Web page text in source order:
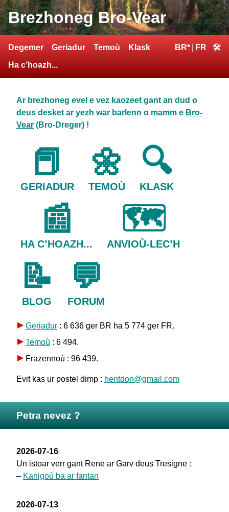
Brezhoneg Bro-Vear
Degemer Geriadur Temoù
Klask
Ha c’hoazh...
BR* FR 🛠
Ar brezhoneg evel e vez kaozeet gant an dud o
deus desket ar yezh war barlenn o mamm e Bro-
Vear (Bro-Dreger) !
📕
GERIADUR
🌼
TEMOÙ
🔍
KLASK
📰
HA C’HOAZH...
🗺
ANVIOÙ-LEC’H
📝
BLOG
💬
FORUM
Geriadur: 6 636 ger BR ha 5 774 ger FR.
Temoù : 6 494.
Frazennoù : 96 439.
Evit kas ur postel dimp : hentdon@gmail.com
Petra nevez ?
2026-07-16
Un istoar verr gant Rene ar Garv deus Tresigne :
– Kanigoù ba ar fantan
2026-07-13